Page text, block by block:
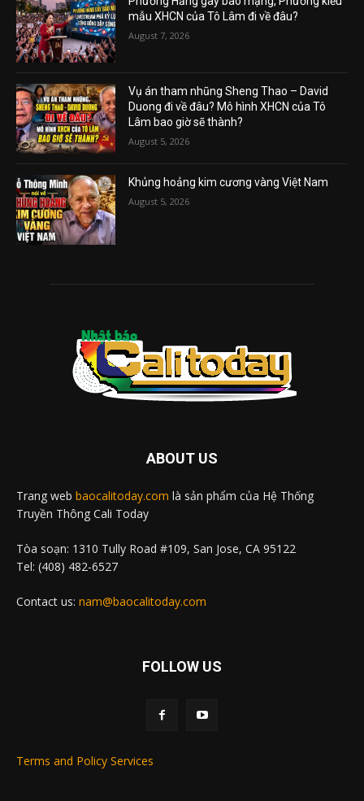
mẫu XHCN của Tô Lâm đi về đâu?
August 7, 2026
Vụ án tham nhũng Sheng Thao – David
Duong đi về đâu? Mô hình XHCN của Tô
Lâm bao giờ sẽ thành?
August 5, 2026
Khủng hoảng kim cương vàng Việt Nam
August 5, 2026
ABOUT US
Trang web baocalitoday.com là sản phẩm của Hệ Thống
Truyền Thông Cali Today
Tòa soạn: 1310 Tully Road #109, San Jose, CA 95122
Tel: (408) 482-6527
Contact us: nam@baocalitoday.com
FOLLOW US
Terms and Policy Services